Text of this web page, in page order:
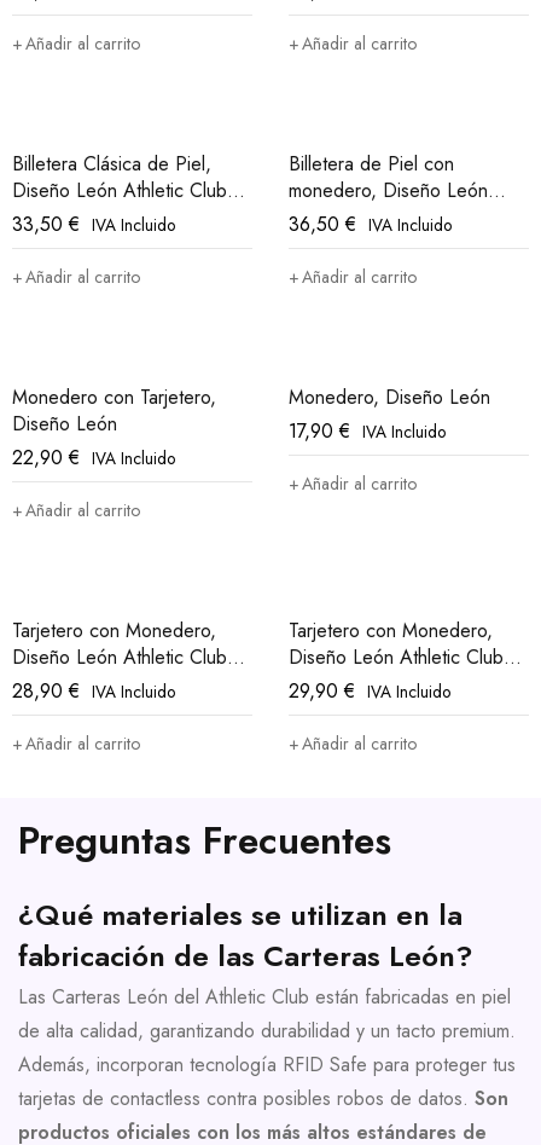
Añadir al carrito Añadir al carrito
Billetera Clásica de Piel,
Diseño León Athletic Club
Bilbao
33,50€ IVA Incluido
Añadir al carrito
Billetera de Piel con
monedero, Diseño León
Athletic Club Bilbao
36,50€ IVA Incluido
Añadir al carrito
Monedero con Tarjetero,
Diseño León
22,90€ IVA Incluido
Añadir al carrito
Monedero, Diseño León
17,90€ IVA Incluido
Añadir al carrito
Tarjetero con Monedero,
Diseño León Athletic Club
Bilbao
28,90€ IVA Incluido
Añadir al carrito
Tarjetero con Monedero,
Diseño León Athletic Club
Bilbao
29,90€ IVA Incluido
Añadir al carrito
Preguntas Frecuentes
¿Qué materiales se utilizan en la
fabricación de las Carteras León?
Las Carteras León del Athletic Club están fabricadas en piel
de alta calidad, garantizando durabilidad y un tacto premium.
Además, incorporan tecnología RFID Safe para proteger tus
tarjetas de contactless contra posibles robos de datos. Son
productos oficiales con los más altos estándares de